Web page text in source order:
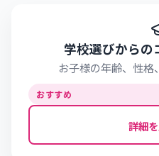
学校選びからの
お子様の年齢、性
おすすめ
詳細